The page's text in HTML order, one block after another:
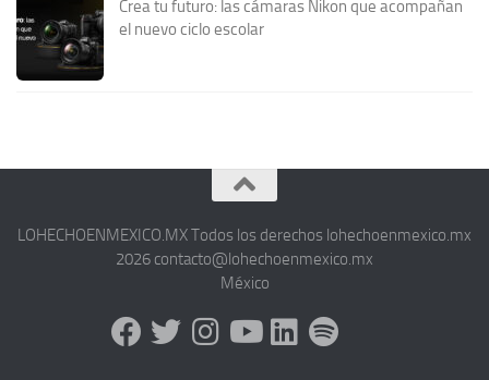
Crea tu futuro: las cámaras Nikon que acompañan
el nuevo ciclo escolar
LOHECHOENMEXICO.MX Todos los derechos lohechoenmexico.mx
2026 contacto@lohechoenmexico.mx
México